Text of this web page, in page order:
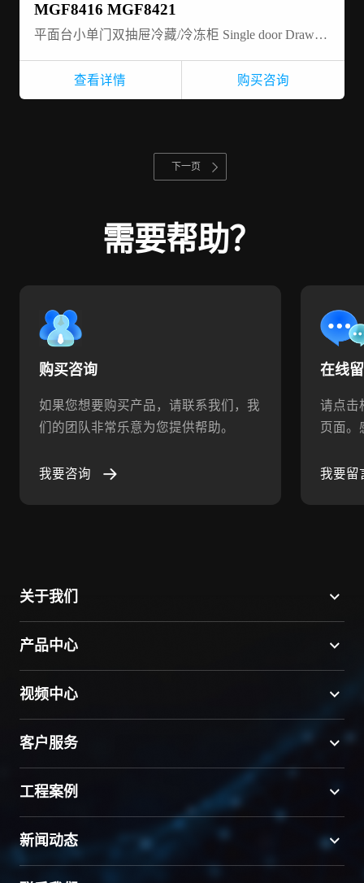
MGF8416 MGF8421
平面台小单门双抽屉冷藏/冷冻柜 Single door Drawer-Undercounter-refrigerator/freezer
查看详情 购买咨询
下一页
需要帮助？
购买咨询
如果您想要购买产品，请联系我们，我
们的团队非常乐意为您提供帮助。
我要咨询
在线
请点击
页面。
我要留
关于我们
产品中心
视频中心
客户服务
工程案例
新闻动态